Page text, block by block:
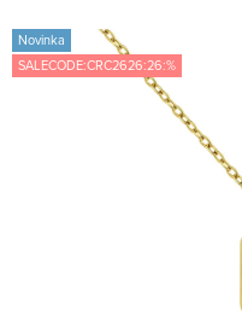
Novinka
SALECODE:CRC2626:26:%